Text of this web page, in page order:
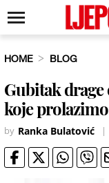
HOME BLOG
Gubitak drage
koje prolazimo
by Ranka Bulatović |